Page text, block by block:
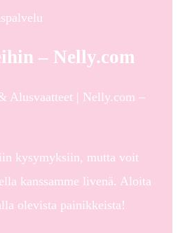
– Nelly.com
Alusvaatteet | Nelly.com –
kysymyksiin, mutta voit
kanssamme livenä. Aloita
olevista painikkeista!